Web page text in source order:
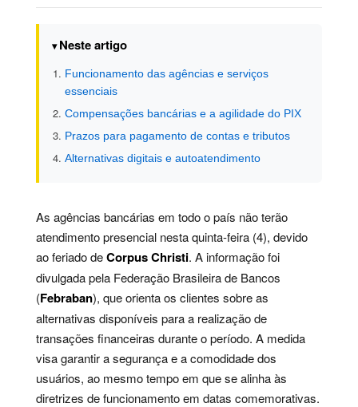
Neste artigo
Funcionamento das agências e serviços
essenciais
Compensações bancárias e a agilidade do PIX
Prazos para pagamento de contas e tributos
Alternativas digitais e autoatendimento
As agências bancárias em todo o país não terão
atendimento presencial nesta quinta-feira (4), devido
ao feriado deCorpus Christi. A informação foi
divulgada pela Federação Brasileira de Bancos
(Febraban), que orienta os clientes sobre as
alternativas disponíveis para a realização de
transações financeiras durante o período. A medida
visa garantir a segurança e a comodidade dos
usuários, ao mesmo tempo em que se alinha às
diretrizes de funcionamento em datas comemorativas.